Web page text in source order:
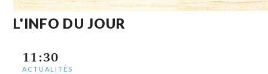
L'INFO DU JOUR
11:30
ACTUALITÉS